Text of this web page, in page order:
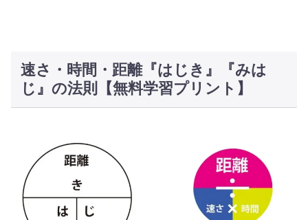
速さ・時間・距離『はじき』『みは
じ』の法則【無料学習プリント】